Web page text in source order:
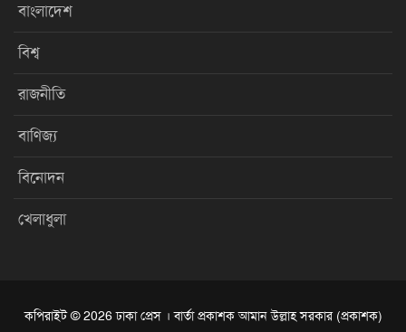
বাংলাদেশ
বিশ্ব
রাজনীতি
বাণিজ্য
বিনোদন
খেলাধুলা
কপিরাইট © 2026 ঢাকা প্রেস । বার্তা প্রকাশক আমান উল্লাহ সরকার (প্রকাশক)